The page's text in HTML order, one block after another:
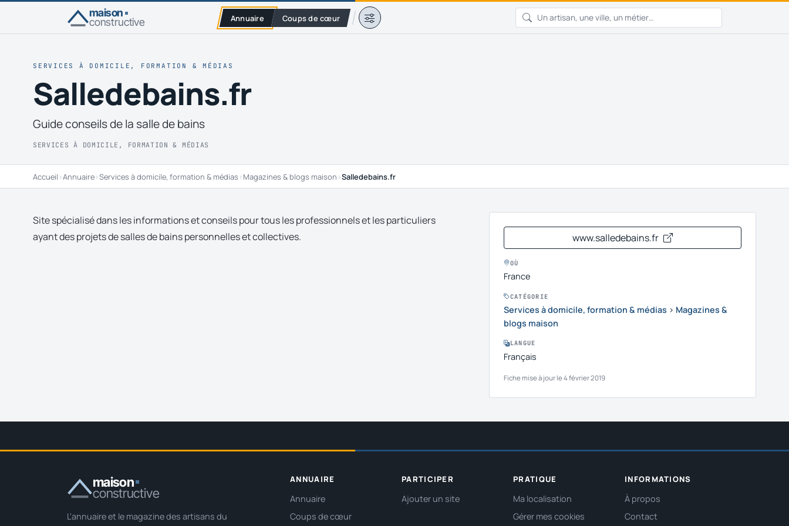
maison
constructive Annuaire Coups de cœur
SERVICES À DOMICILE, FORMATION & MÉDIAS
Salledebains.fr
Guide conseils de la salle de bains
SERVICES À DOMICILE, FORMATION & MÉDIAS
Accueil ›Annuaire›Services à domicile, formation & médias ›Magazines & blogs maison ›Salledebains.fr
Site spécialisé dans les informations et conseils pour tous les professionnels et les particuliers
ayant des projets de salles de bains personnelles et collectives.
www.salledebains.fr
OÙ
France
CATÉGORIE
Services à domicile, formation & médias › Magazines &
blogs maison
LANGUE
Français
Fiche mise à jour le 4 février 2019
maison
constructive
L'annuaire et le magazine des artisans du
ANNUAIRE
Annuaire
Coups de cœur
PARTICIPER
Ajouter un site
PRATIQUE
Ma localisation
Gérer mes cookies
INFORMATIONS
À propos
Contact